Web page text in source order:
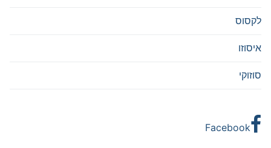
לקסוס
איסוזו
סוזוקי
Facebook